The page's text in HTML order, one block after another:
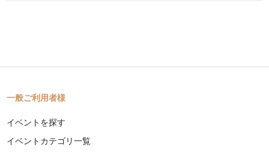
一般ご利用者様
イベントを探す
イベントカテゴリ一覧